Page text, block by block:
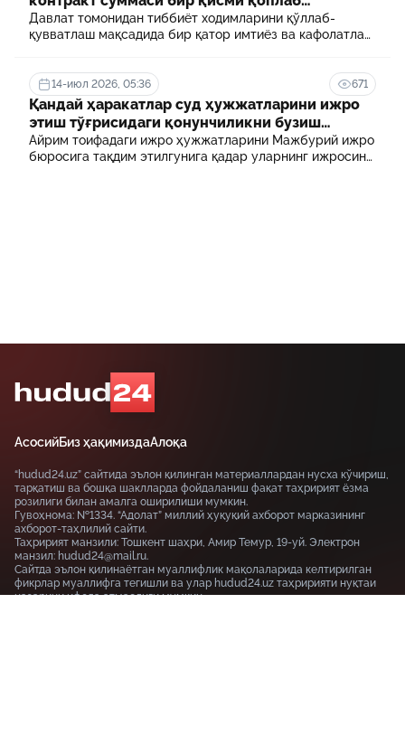
берилади
Давлат томонидан тиббиёт ходимларини қўллаб-
қувватлаш мақсадида бир қатор имтиёз ва кафолатлар
муассасасида ўқиш учун тўланадиган контракт
маблағининг бир қисмини қоплаб бериш тартибидир
14-июл 2026, 05:36 671
Қандай ҳаракатлар суд ҳужжатларини ижро
этиш тўғрисидаги қонунчиликни бузиш
ҳисобланади? 5 муҳим факт
Айрим тоифадаги ижро ҳужжатларини Мажбурий ижро
бюросига тақдим этилгунига қадар уларнинг ижросини
АсосийБиз ҳақимиздаАлоқа
“hudud24.uz” сайтида эълон қилинган материаллардан нусха кўчириш,
тарқатиш ва бошқа шаклларда фойдаланиш фақат таҳририят ёзма
розилиги билан амалга оширилиши мумкин.
Гувоҳнома: №1334. “Адолат” миллий ҳуқуқий ахборот марказининг
ахборот-таҳлилий сайти.
Таҳририят манзили: Тошкент шаҳри, Амир Темур, 19-уй. Электрон
манзил: hudud24@mail.ru.
Сайтда эълон қилинаётган муаллифлик мақолаларида келтирилган
фикрлар муаллифга тегишли ва улар hudud24.uz таҳририяти нуқтаи
назарини ифода этмаслиги мумкин.